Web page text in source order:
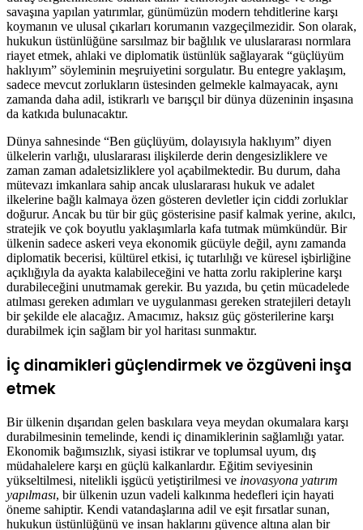
savaşına yapılan yatırımlar, günümüzün modern tehditlerine karşı
koymanın ve ulusal çıkarları korumanın vazgeçilmezidir. Son olarak,
hukukun üstünlüğüne sarsılmaz bir bağlılık ve uluslararası normlara
riayet etmek, ahlaki ve diplomatik üstünlük sağlayarak “güçlüyüm
haklıyım” söyleminin meşruiyetini sorgulatır. Bu entegre yaklaşım,
sadece mevcut zorlukların üstesinden gelmekle kalmayacak, aynı
zamanda daha adil, istikrarlı ve barışçıl bir dünya düzeninin inşasına
da katkıda bulunacaktır.
Dünya sahnesinde “Ben güçlüyüm, dolayısıyla haklıyım” diyen
ülkelerin varlığı, uluslararası ilişkilerde derin dengesizliklere ve
zaman zaman adaletsizliklere yol açabilmektedir. Bu durum, daha
mütevazı imkanlara sahip ancak uluslararası hukuk ve adalet
ilkelerine bağlı kalmaya özen gösteren devletler için ciddi zorluklar
doğurur. Ancak bu tür bir güç gösterisine pasif kalmak yerine, akılcı,
stratejik ve çok boyutlu yaklaşımlarla kafa tutmak mümkündür. Bir
ülkenin sadece askeri veya ekonomik gücüyle değil, aynı zamanda
diplomatik becerisi, kültürel etkisi, iç tutarlılığı ve küresel işbirliğine
açıklığıyla da ayakta kalabileceğini ve hatta zorlu rakiplerine karşı
durabileceğini unutmamak gerekir. Bu yazıda, bu çetin mücadelede
atılması gereken adımları ve uygulanması gereken stratejileri detaylı
bir şekilde ele alacağız. Amacımız, haksız güç gösterilerine karşı
durabilmek için sağlam bir yol haritası sunmaktır.
İç dinamikleri güçlendirmek ve özgüveni inşa
etmek
Bir ülkenin dışarıdan gelen baskılara veya meydan okumalara karşı
durabilmesinin temelinde, kendi iç dinamiklerinin sağlamlığı yatar.
Ekonomik bağımsızlık, siyasi istikrar ve toplumsal uyum, dış
müdahalelere karşı en güçlü kalkanlardır. Eğitim seviyesinin
yükseltilmesi, nitelikli işgücü yetiştirilmesi ve inovasyona yatırım
yapılması, bir ülkenin uzun vadeli kalkınma hedefleri için hayati
öneme sahiptir. Kendi vatandaşlarına adil ve eşit fırsatlar sunan,
hukukun üstünlüğünü ve insan haklarını güvence altına alan bir